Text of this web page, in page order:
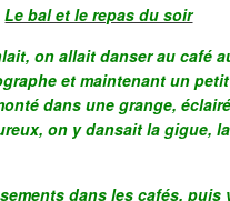
Le bal et le repas du soir
on allait danser au café
et maintenant un
dans une grange,
on y dansait la gigue,
dans les cafés, puis